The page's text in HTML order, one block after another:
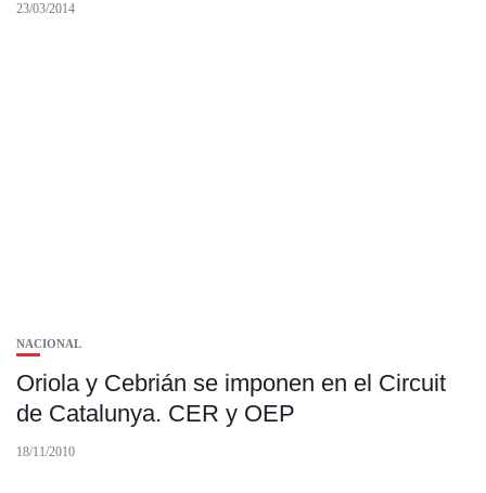
23/03/2014
NACIONAL
Oriola y Cebrián se imponen en el Circuit
de Catalunya. CER y OEP
18/11/2010